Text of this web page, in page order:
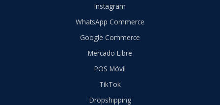
Instagram
WhatsApp Commerce
Google Commerce
Mercado Libre
POS Móvil
TikTok
Dropshipping